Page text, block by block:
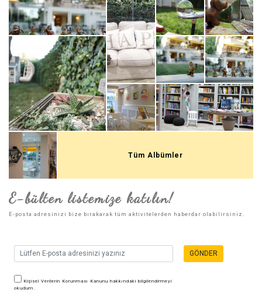
Tüm Albümler
E-bülten listemize katılın!
E-posta adresinizi bize bırakarak tüm aktivitelerden haberdar olabilirsiniz.
Kişisel Verilerin Korunması Kanunu hakkındaki bilgilendirmeyi
okudum.
GÖNDER